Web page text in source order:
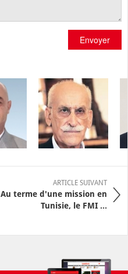
Envoyer
ARTICLE SUIVANT
Au terme d'une mission en
Tunisie, le FMI ...